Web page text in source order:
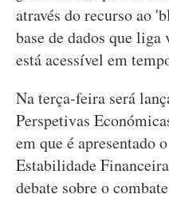
através do recurso ao
base de dados que
está acessível em
Na terça-feira será
Perspetivas
em que é apresentado
Estabilidade
debate sobre o